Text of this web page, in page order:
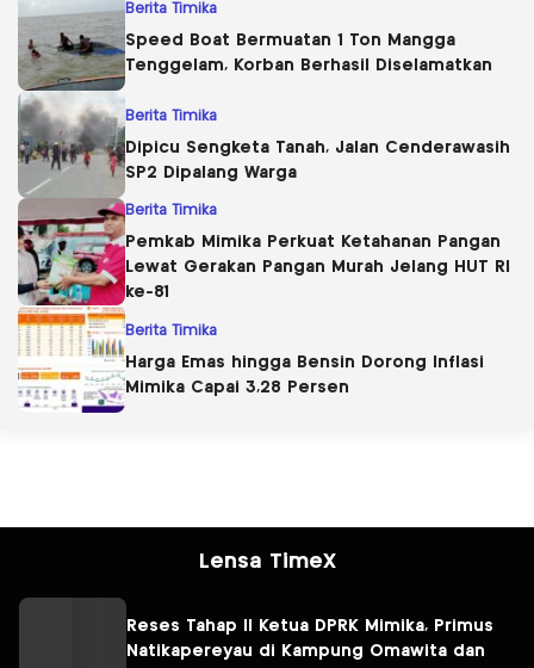
Berita Timika
Speed Boat Bermuatan 1 Ton Mangga
Tenggelam, Korban Berhasil Diselamatkan
Berita Timika
Dipicu Sengketa Tanah, Jalan Cenderawasih
SP2 Dipalang Warga
Berita Timika
Pemkab Mimika Perkuat Ketahanan Pangan
Lewat Gerakan Pangan Murah Jelang HUT RI
ke-81
Berita Timika
Harga Emas hingga Bensin Dorong Inflasi
Mimika Capai 3,28 Persen
Lensa TimeX
Reses Tahap II Ketua DPRK Mimika, Primus
Natikapereyau di Kampung Omawita dan